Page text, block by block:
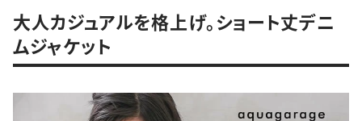
大人カジュアルを格上げ。ショート丈デニ
ムジャケット